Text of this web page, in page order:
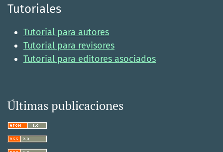
Tutoriales
Tutorial para autores
Tutorial para revisores
Tutorial para editores asociados
Últimas publicaciones